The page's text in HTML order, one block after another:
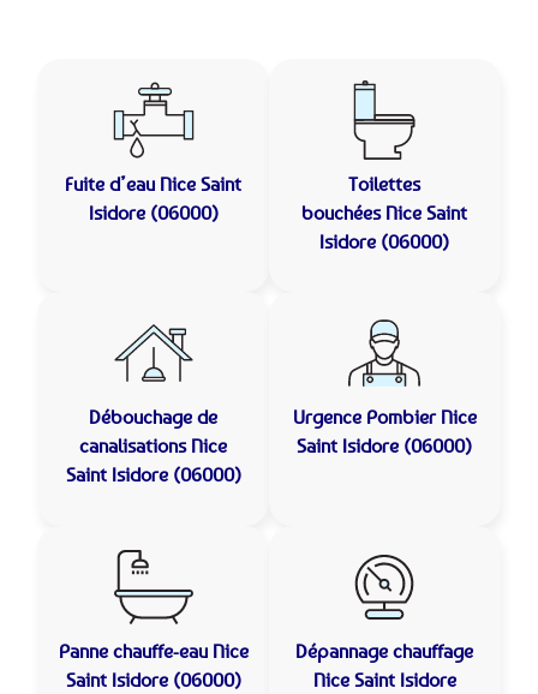
Fuite d’eau Nice Saint
Isidore (06000)
Toilettes
bouchées Nice Saint
Isidore (06000)
Débouchage de
canalisations Nice
Saint Isidore (06000)
Urgence Pombier Nice
Saint Isidore (06000)
Panne chauffe-eau Nice
Saint Isidore (06000)
Dépannage chauffage
Nice Saint Isidore